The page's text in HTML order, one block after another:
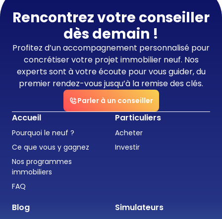
Rencontrez votre conseiller
dès demain !
Profitez d’un accompagnement personnalisé pour
concrétiser votre projet immobilier neuf. Nos
experts sont à votre écoute pour vous guider, du
premier rendez-vous jusqu’à la remise des clés.
Parler à un conseiller
Accueil
Pourquoi le neuf ?
Ce que vous y gagnez
Nos programmes
immobiliers
FAQ
Particuliers
Acheter
Investir
Blog Simulateurs